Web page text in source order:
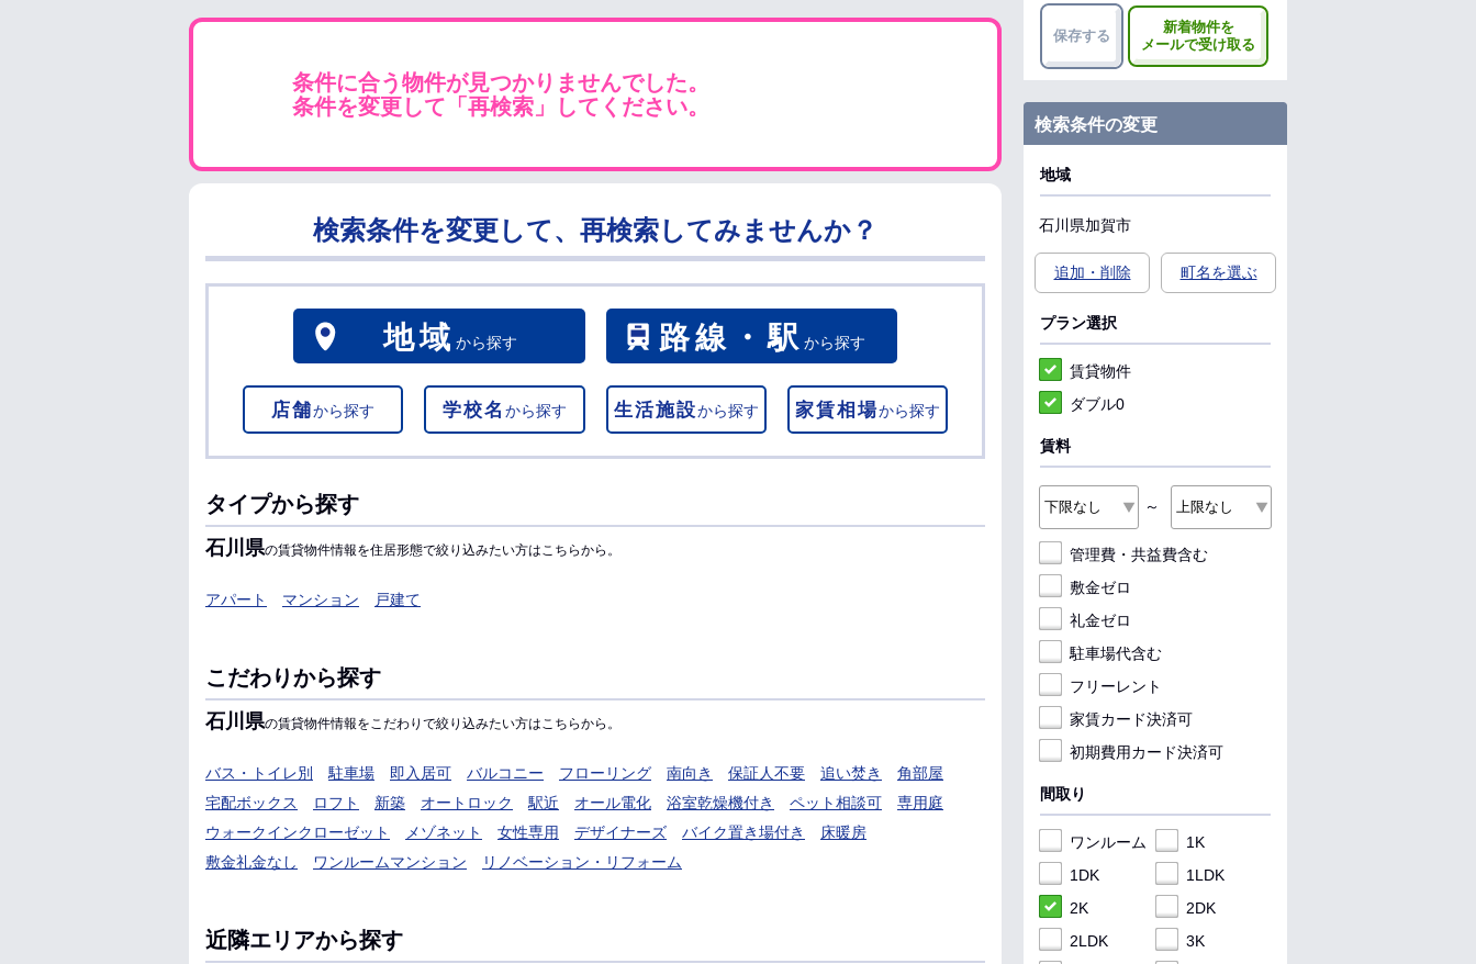
条件に合う物件が見つかりませんでした。
条件を変更して「再検索」してください。
検索条件を変更して、再検索してみませんか？
地域 から探す 路線・駅から探す
店舗から探す 学校名 から探す 生活施設から探す 家賃相場から探す
タイプから探す
石川県の賃貸物件情報を住居形態で絞り込みたい方はこちらから。
アパート マンション 戸建て
こだわりから探す
石川県の賃貸物件情報をこだわりで絞り込みたい方はこちらから。
バス・トイレ別 駐車場 即入居可 バルコニー フローリング 南向き 保証人不要 追い焚き
角部屋
宅配ボックス
ロフト 新築 オートロック 駅近 オール電化 浴室乾燥機付き ペット相談可
専用庭
ウォークインクローゼット
メゾネット 女性専用 デザイナーズ バイク置き場付き
床暖房
敷金礼金なし
ワンルームマンション リノベーション・リフォーム
近隣エリアから探す
保存する
新着物件を
メールで受け取る
検索条件の変更
地域
石川県加賀市
追加・削除 町名を選ぶ
プラン選択
賃貸物件
ダブル0
賃料
～
管理費・共益費含む
敷金ゼロ
礼金ゼロ
駐車場代含む
フリーレント
家賃カード決済可
初期費用カード決済可
間取り
ワンルーム
1K
1DK
1LDK
2K
2DK
2LDK
3K